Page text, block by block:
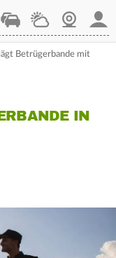
StaupilotWetterWebcam
Betrügerbande mit
IN